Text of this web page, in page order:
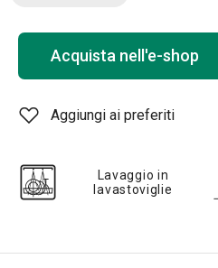
Acquista nell'e-shop
Aggiungi ai preferiti
Lavaggio in
lavastoviglie